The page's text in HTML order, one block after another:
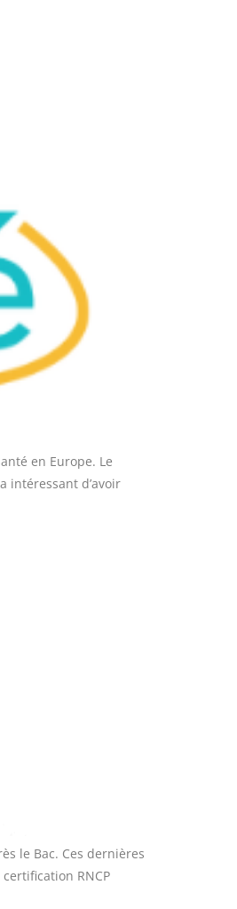
en Europe. Le
intéressant d’avoir
le Bac. Ces dernières
RNCP